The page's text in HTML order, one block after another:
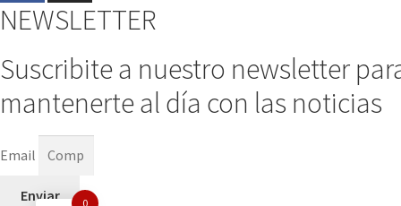
NEWSLETTER
Suscribite a nuestro newsletter
mantenerte al día con las noticias
Email
Enviar 0